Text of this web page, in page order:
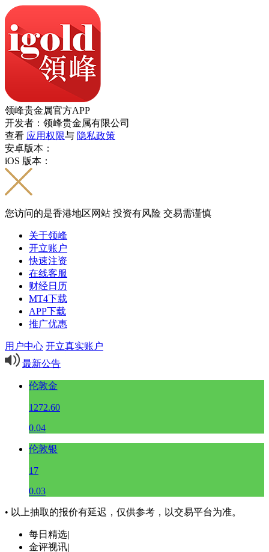
领峰贵金属官方APP
开发者：领峰贵金属有限公司
查看 应用权限与 隐私政策
安卓版本：
iOS 版本：
您访问的是香港地区网站 投资有风险 交易需谨慎
关于领峰
开立账户
快速注资
在线客服
财经日历
MT4下载
APP下载
推广优惠
用户中心 开立真实账户
最新公告
伦敦金
1272.60
0.04
伦敦银
17
0.03
• 以上抽取的报价有延迟，仅供参考，以交易平台为准。
每日精选|
金评视讯|